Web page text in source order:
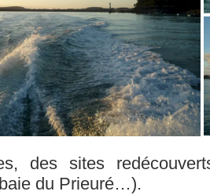
des sites
du Prieuré…).